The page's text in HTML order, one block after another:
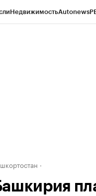
НедвижимостьAutonews